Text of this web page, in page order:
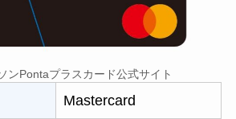
ンPontaプラスカード公式サイト
Mastercard